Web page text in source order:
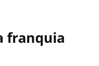
franquia